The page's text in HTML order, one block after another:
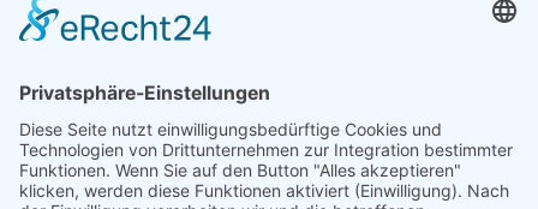
Nonnenhofer Straße 24/26
17033 Neubrandenburg
Telefon: 0395 35 88 100
Telefax: 0395 35 88 111